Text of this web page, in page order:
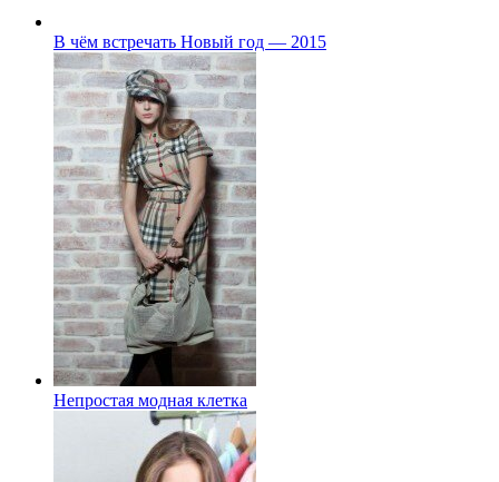
В чём встречать Новый год — 2015
Непростая модная клетка